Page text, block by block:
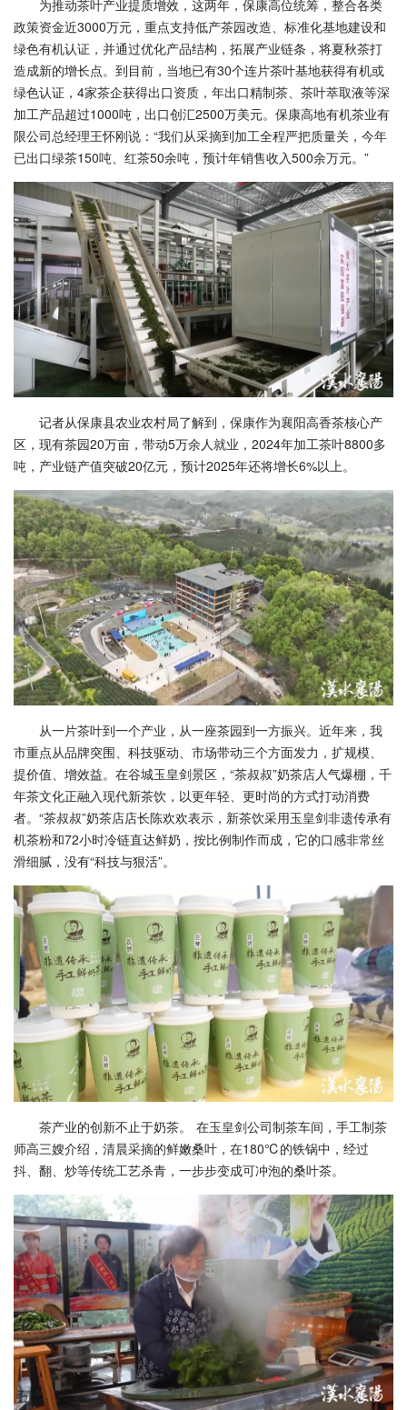
为推动茶叶产业提质增效，这两年，保康高位统筹，整合各类
政策资金近3000万元，重点支持低产茶园改造、标准化基地建设和
绿色有机认证，并通过优化产品结构，拓展产业链条，将夏秋茶打
造成新的增长点。到目前，当地已有30个连片茶叶基地获得有机或
绿色认证，4家茶企获得出口资质，年出口精制茶、茶叶萃取液等深
加工产品超过1000吨，出口创汇2500万美元。保康高地有机茶业有
限公司总经理王怀刚说：“我们从采摘到加工全程严把质量关，今年
已出口绿茶150吨、红茶50余吨，预计年销售收入500余万元。”
记者从保康县农业农村局了解到，保康作为襄阳高香茶核心产
区，现有茶园20万亩，带动5万余人就业，2024年加工茶叶8800多
吨，产业链产值突破20亿元，预计2025年还将增长6%以上。
从一片茶叶到一个产业，从一座茶园到一方振兴。近年来，我
市重点从品牌突围、科技驱动、市场带动三个方面发力，扩规模、
提价值、增效益。在谷城玉皇剑景区，“茶叔叔”奶茶店人气爆棚，千
年茶文化正融入现代新茶饮，以更年轻、更时尚的方式打动消费
者。“茶叔叔”奶茶店店长陈欢欢表示，新茶饮采用玉皇剑非遗传承有
机茶粉和72小时冷链直达鲜奶，按比例制作而成，它的口感非常丝
滑细腻，没有“科技与狠活”。
茶产业的创新不止于奶茶。 在玉皇剑公司制茶车间，手工制茶
师高三嫂介绍，清晨采摘的鲜嫩桑叶，在180℃的铁锅中，经过
抖、翻、炒等传统工艺杀青，一步步变成可冲泡的桑叶茶。